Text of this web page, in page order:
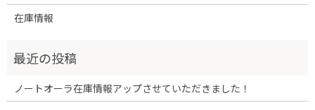
在庫情報
ノートオーラ在庫情報アップさせていただきました！